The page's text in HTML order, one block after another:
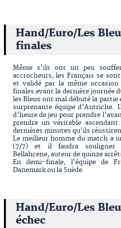
Hand/Euro/Les
finales
Même s'ils ont un peu
accrocheurs, les Français se
et validé par la même
finales avant la dernière journée
les Bleus ont mal débuté la partie
surprenante équipe d'Autriche.
d'heure de jeu pour prendre
prendre un véritable
dernières minutes qu'ils
Le meilleur homme du match a
(7/7) et il faudra souligner
Bellahcene, auteur de quinze
En demi-finale, l'équipe de
Danemark ou la Suède.
Hand/Euro/Les
échec